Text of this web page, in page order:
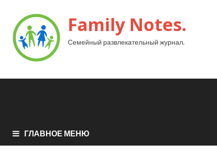
Family Notes.
Семейный развлекательный журнал.
ГЛАВНОЕ МЕНЮ